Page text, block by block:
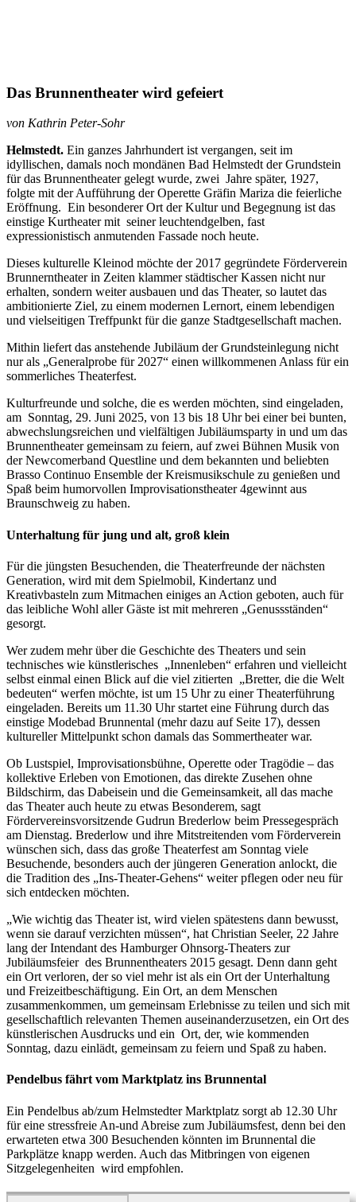
Das Brunnentheater wird gefeiert
von Kathrin Peter-Sohr
Helmstedt. Ein ganzes Jahrhundert ist vergangen, seit im
idyllischen, damals noch mondänen Bad Helmstedt der Grundstein
für das Brunnentheater gelegt wurde, zwei Jahre später, 1927,
folgte mit der Aufführung der Operette Gräfin Mariza die feierliche
Eröffnung. Ein besonderer Ort der Kultur und Begegnung ist das
einstige Kurtheater mit seiner leuchtendgelben, fast
expressionistisch anmutenden Fassade noch heute.
Dieses kulturelle Kleinod möchte der 2017 gegründete Förderverein
Brunnerntheater in Zeiten klammer städtischer Kassen nicht nur
erhalten, sondern weiter ausbauen und das Theater, so lautet das
ambitionierte Ziel, zu einem modernen Lernort, einem lebendigen
und vielseitigen Treffpunkt für die ganze Stadtgesellschaft machen.
Mithin liefert das anstehende Jubiläum der Grundsteinlegung nicht
nur als „Generalprobe für 2027“ einen willkommenen Anlass für ein
sommerliches Theaterfest.
Kulturfreunde und solche, die es werden möchten, sind eingeladen,
am Sonntag, 29. Juni 2025, von 13 bis 18 Uhr bei einer bei bunten,
abwechslungsreichen und vielfältigen Jubiläumsparty in und um das
Brunnentheater gemeinsam zu feiern, auf zwei Bühnen Musik von
der Newcomerband Questline und dem bekannten und beliebten
Brasso Continuo Ensemble der Kreismusikschule zu genießen und
Spaß beim humorvollen Improvisationstheater 4gewinnt aus
Braunschweig zu haben.
Unterhaltung für jung und alt, groß klein
Für die jüngsten Besuchenden, die Theaterfreunde der nächsten
Generation, wird mit dem Spielmobil, Kindertanz und
Kreativbasteln zum Mitmachen einiges an Action geboten, auch für
das leibliche Wohl aller Gäste ist mit mehreren „Genussständen“
gesorgt.
Wer zudem mehr über die Geschichte des Theaters und sein
technisches wie künstlerisches „Innenleben“ erfahren und vielleicht
selbst einmal einen Blick auf die viel zitierten „Bretter, die die Welt
bedeuten“ werfen möchte, ist um 15 Uhr zu einer Theaterführung
eingeladen. Bereits um 11.30 Uhr startet eine Führung durch das
einstige Modebad Brunnental (mehr dazu auf Seite 17), dessen
kultureller Mittelpunkt schon damals das Sommertheater war.
Ob Lustspiel, Improvisationsbühne, Operette oder Tragödie – das
kollektive Erleben von Emotionen, das direkte Zusehen ohne
Bildschirm, das Dabeisein und die Gemeinsamkeit, all das mache
das Theater auch heute zu etwas Besonderem, sagt
Fördervereinsvorsitzende Gudrun Brederlow beim Pressegespräch
am Dienstag. Brederlow und ihre Mitstreitenden vom Förderverein
wünschen sich, dass das große Theaterfest am Sonntag viele
Besuchende, besonders auch der jüngeren Generation anlockt, die
die Tradition des „Ins-Theater-Gehens“ weiter pflegen oder neu für
sich entdecken möchten.
„Wie wichtig das Theater ist, wird vielen spätestens dann bewusst,
wenn sie darauf verzichten müssen“, hat Christian Seeler, 22 Jahre
lang der Intendant des Hamburger Ohnsorg-Theaters zur
Jubiläumsfeier des Brunnentheaters 2015 gesagt. Denn dann geht
ein Ort verloren, der so viel mehr ist als ein Ort der Unterhaltung
und Freizeitbeschäftigung. Ein Ort, an dem Menschen
zusammenkommen, um gemeinsam Erlebnisse zu teilen und sich mit
gesellschaftlich relevanten Themen auseinanderzusetzen, ein Ort des
künstlerischen Ausdrucks und ein Ort, der, wie kommenden
Sonntag, dazu einlädt, gemeinsam zu feiern und Spaß zu haben.
Pendelbus fährt vom Marktplatz ins Brunnental
Ein Pendelbus ab/zum Helmstedter Marktplatz sorgt ab 12.30 Uhr
für eine stressfreie An-und Abreise zum Jubiläumsfest, denn bei den
erwarteten etwa 300 Besuchenden könnten im Brunnental die
Parkplätze knapp werden. Auch das Mitbringen von eigenen
Sitzgelegenheiten wird empfohlen.